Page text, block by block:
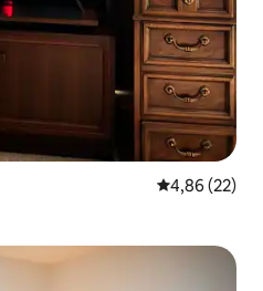
4,86 af 5 í
4,86 (22)